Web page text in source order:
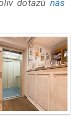
dotazů nás